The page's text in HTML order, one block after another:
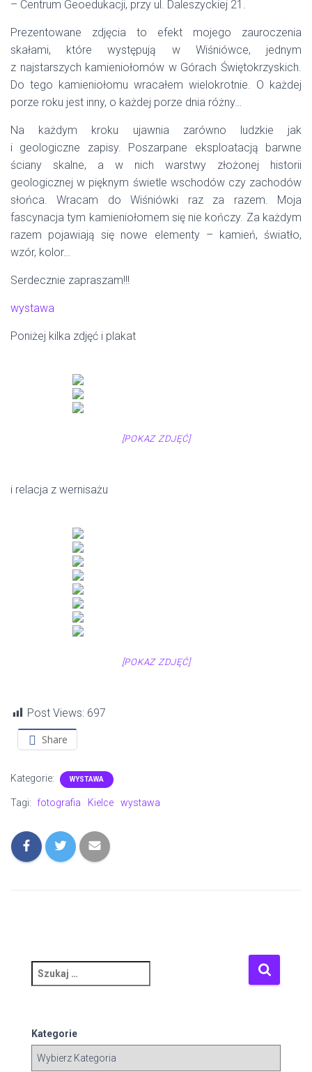
– Centrum Geoedukacji, przy ul. Daleszyckiej 21.
Prezentowane zdjęcia to efekt mojego zauroczenia
skałami, które występują w Wiśniówce, jednym
z najstarszych kamieniołomów w Górach Świętokrzyskich.
Do tego kamieniołomu wracałem wielokrotnie. O każdej
porze roku jest inny, o każdej porze dnia różny…
Na każdym kroku ujawnia zarówno ludzkie jak
i geologiczne zapisy. Poszarpane eksploatacją barwne
ściany skalne, a w nich warstwy złożonej historii
geologicznej w pięknym świetle wschodów czy zachodów
słońca. Wracam do Wiśniówki raz za razem. Moja
fascynacja tym kamieniołomem się nie kończy. Za każdym
razem pojawiają się nowe elementy – kamień, światło,
wzór, kolor…
Serdecznie zapraszam!!!
wystawa
Poniżej kilka zdjęć i plakat
[POKAZ ZDJĘĆ]
i relacja z wernisażu
[POKAZ ZDJĘĆ]
Post Views: 697
Share
Kategorie: WYSTAWA
Tagi: fotografia Kielce wystawa
z
a
j
Kategorie